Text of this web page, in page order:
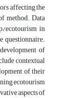
affecting the
method. Data
ecotourism in
questionnaire.
of
contextual
of their
ecotourism
aspects of